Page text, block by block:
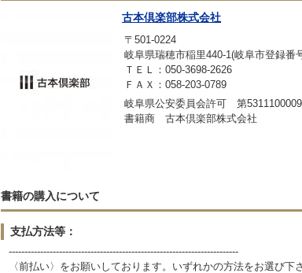
古本倶楽部株式会社
〒501-0224
岐阜県瑞穂市稲里440-1(岐阜市登録番
ＴＥＬ：050-3698-2626
ＦＡＸ：058-203-0789
岐阜県公安委員会許可 第
書籍商 古本倶楽部株式会社
書籍の購入について
支払方法等：
-------------------------------------------------------------------------
〈前払い〉をお願いしております。いずれかの方法をお選び下